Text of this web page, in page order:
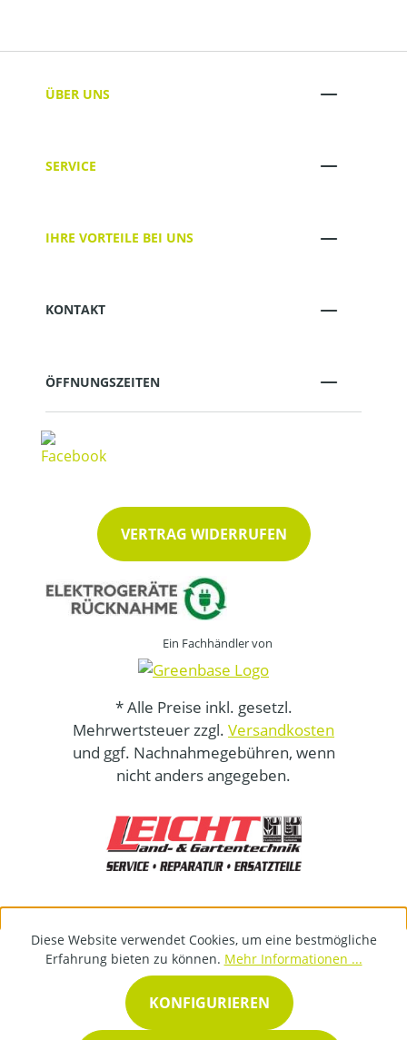
ÜBER UNS
SERVICE
IHRE VORTEILE BEI UNS
KONTAKT
ÖFFNUNGSZEITEN
VERTRAG WIDERRUFEN
Ein Fachhändler von
* Alle Preise inkl. gesetzl.
Mehrwertsteuer zzgl. Versandkosten
und ggf. Nachnahmegebühren, wenn
nicht anders angegeben.
Diese Website verwendet Cookies, um eine bestmögliche
Erfahrung bieten zu können. Mehr Informationen ...
KONFIGURIEREN